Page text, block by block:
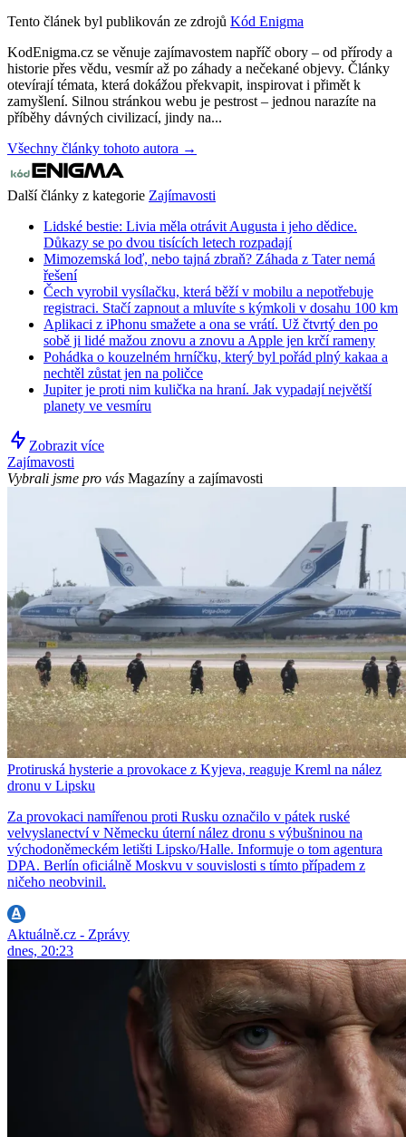
Tento článek byl publikován ze zdrojů Kód Enigma
KodEnigma.cz se věnuje zajímavostem napříč obory – od přírody a
historie přes vědu, vesmír až po záhady a nečekané objevy. Články
otevírají témata, která dokážou překvapit, inspirovat i přimět k
zamyšlení. Silnou stránkou webu je pestrost – jednou narazíte na
příběhy dávných civilizací, jindy na...
Všechny články tohoto autora →
Další články z kategorie Zajímavosti
Lidské bestie: Livia měla otrávit Augusta i jeho dědice.
Důkazy se po dvou tisících letech rozpadají
Mimozemská loď, nebo tajná zbraň? Záhada z Tater nemá
řešení
Čech vyrobil vysílačku, která běží v mobilu a nepotřebuje
registraci. Stačí zapnout a mluvíte s kýmkoli v dosahu 100 km
Aplikaci z iPhonu smažete a ona se vrátí. Už čtvrtý den po
sobě ji lidé mažou znovu a znovu a Apple jen krčí rameny
Pohádka o kouzelném hrníčku, který byl pořád plný kakaa a
nechtěl zůstat jen na poličce
Jupiter je proti nim kulička na hraní. Jak vypadají největší
planety ve vesmíru
Zobrazit více
Zajímavosti
Vybrali jsme pro vás Magazíny a zajímavosti
Protiruská hysterie a provokace z Kyjeva, reaguje Kreml na nález
dronu v Lipsku
Za provokaci namířenou proti Rusku označilo v pátek ruské
velvyslanectví v Německu úterní nález dronu s výbušninou na
východoněmeckém letišti Lipsko/Halle. Informuje o tom agentura
DPA. Berlín oficiálně Moskvu v souvislosti s tímto případem z
ničeho neobvinil.
Aktuálně.cz - Zprávy
dnes, 20:23